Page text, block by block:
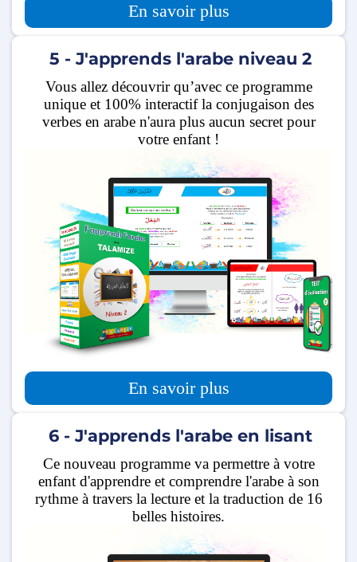
En savoir plus
5 - J'apprends l'arabe niveau 2
Vous allez découvrir qu’avec ce programme
unique et 100% interactif la conjugaison des
verbes en arabe n'aura plus aucun secret pour
votre enfant !
En savoir plus
6 - J'apprends l'arabe en lisant
Ce nouveau programme va permettre à votre
enfant d'apprendre et comprendre l'arabe à son
rythme à travers la lecture et la traduction de 16
belles histoires.